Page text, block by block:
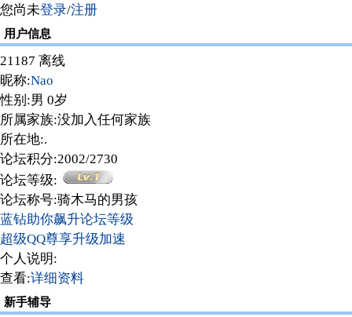
您尚未登录/注册
用户信息
21187 离线
昵称:Nao
性别:男 0岁
所属家族:没加入任何家族
所在地:.
论坛积分:2002/2730
论坛等级:
论坛称号:骑木马的男孩
蓝钻助你飙升论坛等级
超级QQ尊享升级加速
个人说明:
查看:详细资料
新手辅导